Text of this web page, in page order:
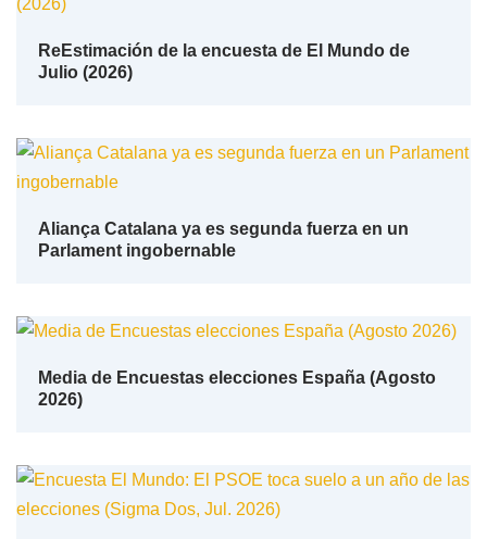
ReEstimación de la encuesta de El Mundo de
Julio (2026)
Aliança Catalana ya es segunda fuerza en un
Parlament ingobernable
Media de Encuestas elecciones España (Agosto
2026)